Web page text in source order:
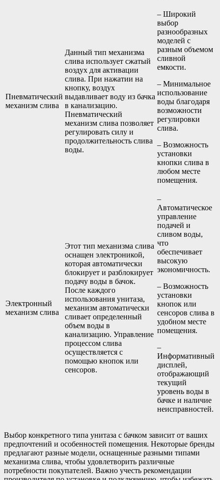
Пневматический
механизм слива
Данный тип механизма
слива использует сжатый
воздух для активации
слива. При нажатии на
кнопку, воздух
выдавливает воду из бачка
в канализацию.
Пневматический
механизм слива позволяет
регулировать силу и
продолжительность слива
воды.
– Широкий
выбор
разнообразных
моделей с
разным объемом
сливной
емкости.
– Минимальное
использование
воды благодаря
возможности
регулировки
слива.
– Возможность
установки
кнопки слива в
любом месте
помещения.
Электронный
механизм слива
Этот тип механизма слива
оснащен электроникой,
которая автоматически
блокирует и разблокирует
подачу воды в бачок.
После каждого
использования унитаза,
механизм автоматически
сливает определенный
объем воды в
канализацию. Управление
процессом слива
осуществляется с
помощью кнопок или
сенсоров.
–
Автоматическое
управление
подачей и
сливом воды,
что
обеспечивает
высокую
экономичность.
– Возможность
установки
кнопок или
сенсоров слива в
удобном месте
помещения.
–
Информативный
дисплей,
отображающий
текущий
уровень воды в
бачке и наличие
неисправностей.
Выбор конкретного типа унитаза с бачком зависит от ваших
предпочтений и особенностей помещения. Некоторые бренды
предлагают разные модели, оснащенные разными типами
механизма слива, чтобы удовлетворить различные
потребности покупателей. Важно учесть рекомендации